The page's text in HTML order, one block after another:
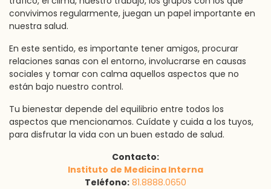
convivimos regularmente, juegan un papel importante en
nuestra salud.
En este sentido, es importante tener amigos, procurar
relaciones sanas con el entorno, involucrarse en causas
sociales y tomar con calma aquellos aspectos que no
están bajo nuestro control.
Tu bienestar depende del equilibrio entre todos los
aspectos que mencionamos. Cuídate y cuida a los tuyos,
para disfrutar la vida con un buen estado de salud.
Contacto:
Instituto de Medicina Interna
Teléfono: 81.8888.0650